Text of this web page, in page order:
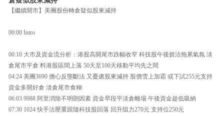
【繼續開市】美團股份轉倉疑似股東減持
00:00 Intro
00:10 大市及資金流分析：港股高開尾市跌幅收窄 科技股午後捱沽拖累氣氛 淡
倉尾市平倉 料港股區間上落 50天至100天移動平均先之間
04:24 美團3690 擔心反壟斷法 又憂慮股東減持 股價雪上加霜 或下試255元支持
資金多開好倉 淡倉尾市食糊
06:03 9988 阿里消除不明朗因素 資金早段平淡倉離場 午後資金趁低吸納
07:30 1024 快手沽壓重跟隨科技股回落 回升阻力270元 支持位250元